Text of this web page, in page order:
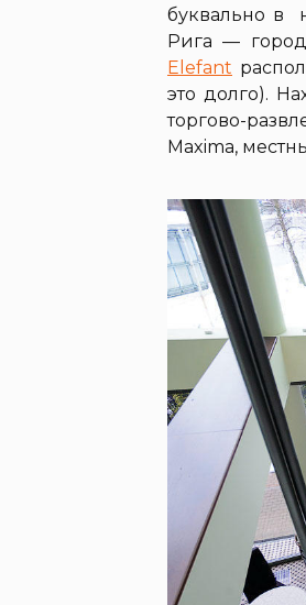
буквально в
Рига — город
Elefant
это долго).
торгово-
Maxima,